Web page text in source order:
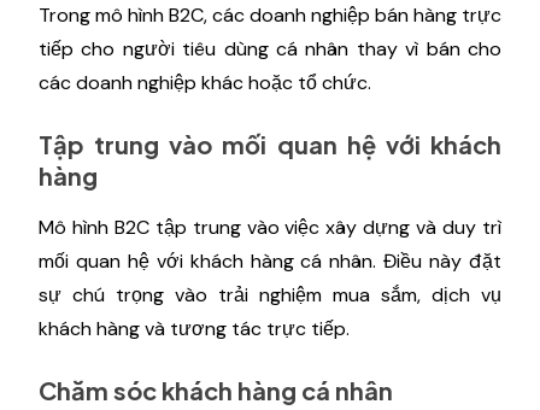
Trong mô hình B2C, các doanh nghiệp bán hàng trực
tiếp cho người tiêu dùng cá nhân thay vì bán cho
các doanh nghiệp khác hoặc tổ chức.
Tập trung vào mối quan hệ với khách
hàng
Mô hình B2C tập trung vào việc xây dựng và duy trì
mối quan hệ với khách hàng cá nhân. Điều này đặt
sự chú trọng vào trải nghiệm mua sắm, dịch vụ
khách hàng và tương tác trực tiếp.
Chăm sóc khách hàng cá nhân